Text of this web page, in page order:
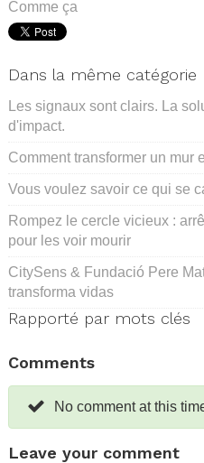
Comme ça
Dans la même catégorie
Les signaux sont clairs. La
d'impact.
Comment transformer un mur
Vous voulez savoir ce qui se
Rompez le cercle vicieux :
pour les voir mourir
CitySens & Fundació Pere
transforma vidas
Rapporté par mots clés
Comments
No comment at this
Leave your comment